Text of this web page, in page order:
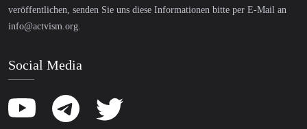
veröffentlichen, senden Sie uns diese Informationen bitte per E-Mail an
info@actvism.org.
Social Media